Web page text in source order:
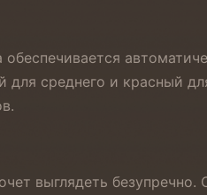
среднего и красный
выглядеть